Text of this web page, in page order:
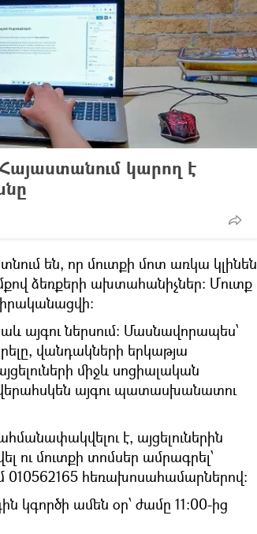
կարող է
են, որ մուտքի մոտ առկա կլինեն
ձեռքերի ախտահանիչներ: Մուտք
այգու ներսում։ Մասնավորապես՝
վանդակների երկաթյա
միջև սոցիալական
այգու պատասխանատու
է, այցելուներին
ու մուտքի տոմսեր ամրագրել՝
հեռախոսահամարներով։
ամեն օր՝ ժամը 11։00-ից